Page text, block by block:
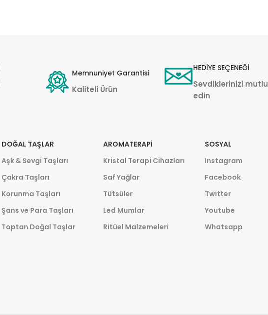
Memnuniyet Garantisi
Kaliteli Ürün
HEDİYE SEÇENEĞİ
Sevdiklerinizi mutlu
edin
DOĞAL TAŞLAR
Aşk & Sevgi Taşları
Çakra Taşları
Korunma Taşları
Şans ve Para Taşları
Toptan Doğal Taşlar
AROMATERAPI
Kristal Terapi Cihazları
Saf Yağlar
Tütsüler
Led Mumlar
Ritüel Malzemeleri
SOSYAL
Instagram
Facebook
Twitter
Youtube
Whatsapp